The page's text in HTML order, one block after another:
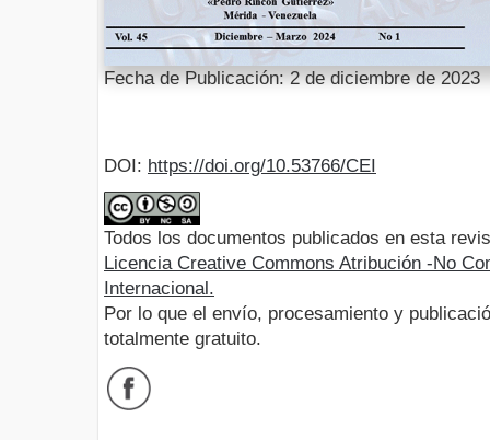
Fecha de Publicación: 2 de diciembre de 2023
DOI: https://doi.org/10.53766/CEI
Todos los documentos publicados en esta
Licencia Creative Commons Atribución -No
Internacional.
Por lo que el envío, procesamiento y
totalmente gratuito.